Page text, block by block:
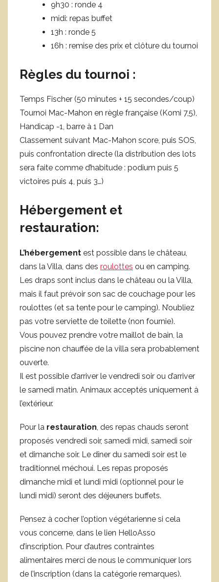
9h30 : ronde 4
midi: repas buffet
13h : ronde 5
16h : remise des prix et clôture du tournoi
Règles du tournoi :
Temps Fischer (50 minutes + 15 secondes/coup)
Tournoi Mac-Mahon en règle française (Komi 7,5),
Handicap -1, barre à 1 Dan
Classement suivant Mac-Mahon score, puis SOS,
puis confrontation directe (la distribution des lots
sera faite comme d’habitude : podium puis 5
victoires puis 4, puis 3…)
Hébergement et
restauration:
L’hébergement est possible dans le château,
dans la Villa, dans des roulottes ou en camping.
Les draps sont inclus dans le château ou la Villa,
mais il faut prévoir son sac de couchage pour les
roulottes (et sa tente pour le camping). N’oubliez
pas votre serviette de toilette (non fournie).
Vous pouvez prendre votre maillot de bain, la
piscine non chauffée de la villa sera probablement
ouverte.
Il est possible d’arriver le vendredi soir ou d’arriver
le samedi matin. Animaux acceptés uniquement à
l’extérieur.
Pour la restauration , des repas chauds seront
proposés vendredi soir, samedi midi, samedi soir
et dimanche soir. Le dîner du samedi soir est le
traditionnel méchoui. Les repas proposés
dimanche midi et lundi midi (optionnel pour le
lundi midi) seront des déjeuners buffets.
Pensez à cocher l’option végétarienne si cela
vous concerne, dans le lien HelloAsso
d’inscription. Pour d’autres contraintes
alimentaires merci de nous le communiquer lors
de l’inscription (dans la catégorie remarques).